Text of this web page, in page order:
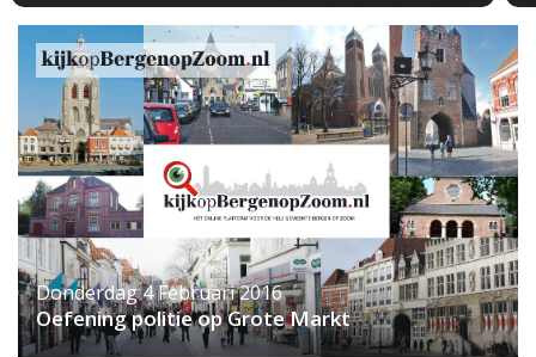
Donderdag 4 Februari 2016
Oefening politie op Grote Markt